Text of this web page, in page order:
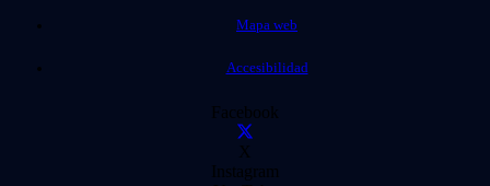
Mapa web
Accesibilidad
Facebook
X
Instagram